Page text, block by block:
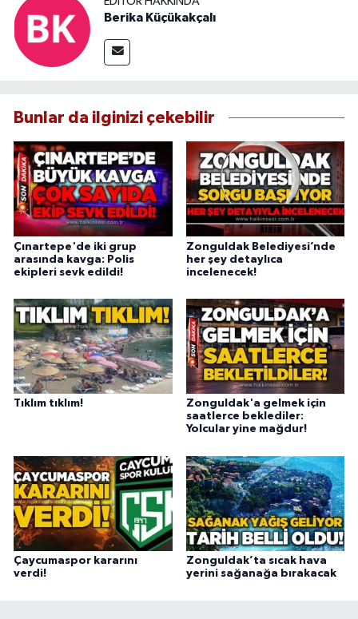
Berika Küçükakçalı
Bunlar da ilginizi çekebilir
Çınartepe'de iki grup
arasında kavga: Polis
ekipleri sevk edildi!
Zonguldak Belediyesi’nde
her şey detaylıca
incelenecek!
Tıklım tıklım!
Zonguldak'a gelmek için
saatlerce beklediler:
Yolcular yine mağdur!
Çaycumaspor kararını
verdi!
Zonguldak’ta sıcak hava
yerini sağanağa bırakacak